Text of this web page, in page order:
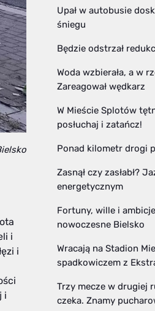
i
i
i
Upał w autobusie
śniegu
Będzie odstrzał
Woda wzbierała, a w
Zareagował wędkarz
W Mieście Splotów
posłuchaj i zatańcz!
Ponad kilometr drogi
Zasnął czy zasłabł?
energetycznym
Fortuny, wille i
nowoczesne Bielsko
Wracają na Stadion
spadkowiczem z
Trzy mecze w drugiej
czeka. Znamy